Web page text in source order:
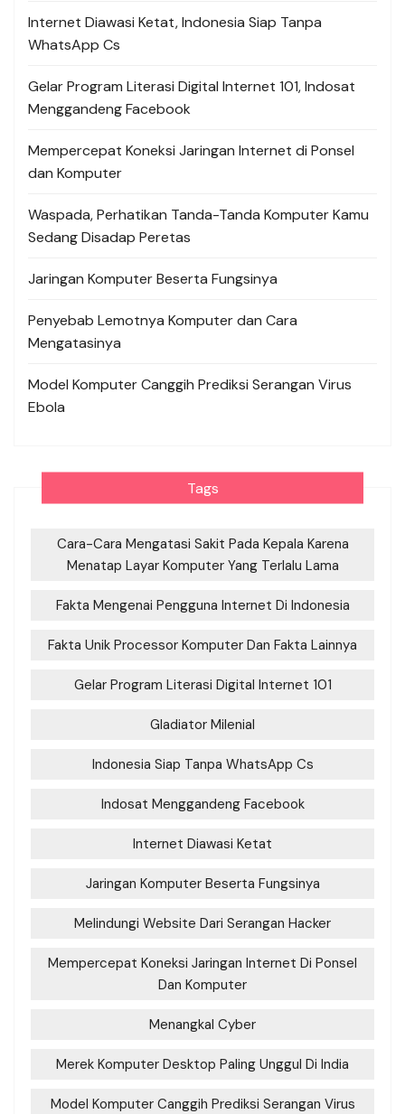
Internet Diawasi Ketat, Indonesia Siap Tanpa
WhatsApp Cs
Gelar Program Literasi Digital Internet 101, Indosat
Menggandeng Facebook
Mempercepat Koneksi Jaringan Internet di Ponsel
dan Komputer
Waspada, Perhatikan Tanda-Tanda Komputer Kamu
Sedang Disadap Peretas
Jaringan Komputer Beserta Fungsinya
Penyebab Lemotnya Komputer dan Cara
Mengatasinya
Model Komputer Canggih Prediksi Serangan Virus
Ebola
Tags
Cara-Cara Mengatasi Sakit Pada Kepala Karena
Menatap Layar Komputer Yang Terlalu Lama
Fakta Mengenai Pengguna Internet Di Indonesia
Fakta Unik Processor Komputer Dan Fakta Lainnya
Gelar Program Literasi Digital Internet 101
Gladiator Milenial
Indonesia Siap Tanpa WhatsApp Cs
Indosat Menggandeng Facebook
Internet Diawasi Ketat
Jaringan Komputer Beserta Fungsinya
Melindungi Website Dari Serangan Hacker
Mempercepat Koneksi Jaringan Internet Di Ponsel
Dan Komputer
Menangkal Cyber
Merek Komputer Desktop Paling Unggul Di India
Model Komputer Canggih Prediksi Serangan Virus